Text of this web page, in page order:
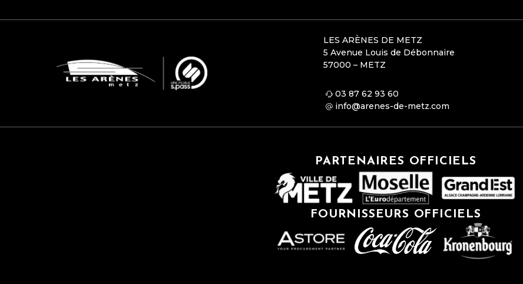
LES ARÈNES DE METZ
5 Avenue Louis de Débonnaire
57000 – METZ
03 87 62 93 60
info@arenes-de-metz.com
PARTENAIRES OFFICIELS
FOURNISSEURS OFFICIELS